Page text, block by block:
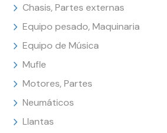
Chasis, Partes externas
Equipo pesado, Maquinaria
Equipo de Música
Mufle
Motores, Partes
Neumáticos
Llantas